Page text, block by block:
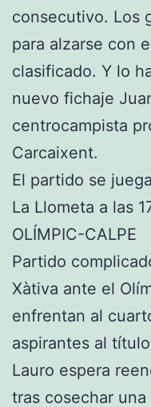
consecutivo. Los
para alzarse con
clasificado. Y lo
nuevo fichaje
centrocampista
Carcaixent.
El partido se
La Llometa a las
OLÍMPIC-CALPE
Partido
Xàtiva ante el
enfrentan al
aspirantes al
Lauro espera
tras cosechar